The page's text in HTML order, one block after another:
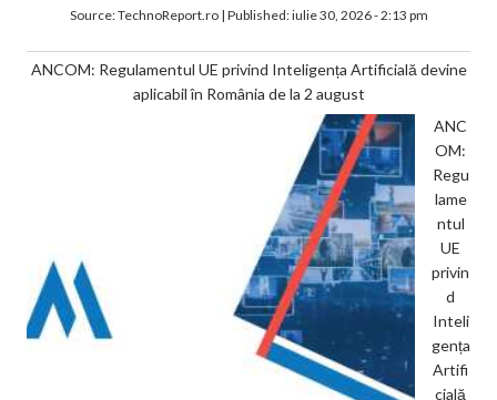
Source:TechnoReport.ro| Published:iulie 30, 2026 - 2:13 pm
ANCOM: Regulamentul UE privind Inteligența Artificială devine
aplicabil în România de la 2 august
ANC
OM:
Regu
lame
ntul
UE
privin
d
Inteli
gența
Artifi
cială